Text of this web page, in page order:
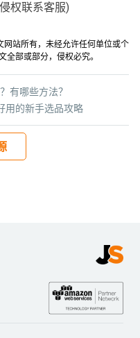
权联系客服)
站所有，未经允许任何单位或个
全部或部分，侵权必究。
用的新手选品攻略
有哪些方法？